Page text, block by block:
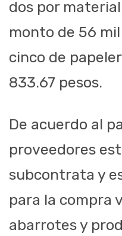
dos por
monto de 56
cinco de
833.67 pesos.
De acuerdo al
proveedores
subcontrata y
para la compra
abarrotes y